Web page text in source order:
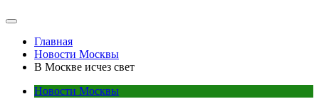
Главная
Новости Москвы
В Москве исчез свет
Новости Москвы